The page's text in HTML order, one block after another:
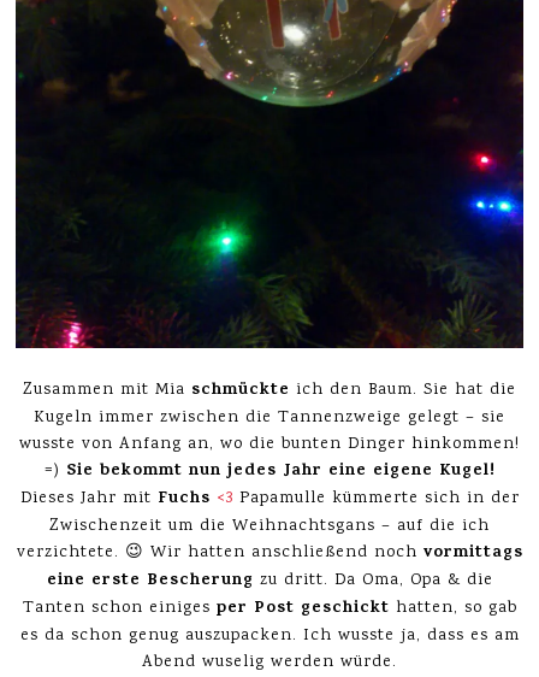
Zusammen mit Mia schmückte ich den Baum. Sie hat die
Kugeln immer zwischen die Tannenzweige gelegt – sie
wusste von Anfang an, wo die bunten Dinger hinkommen!
=) Sie bekommt nun jedes Jahr eine eigene Kugel!
Dieses Jahr mit Fuchs <3 Papamulle kümmerte sich in der
Zwischenzeit um die Weihnachtsgans – auf die ich
verzichtete. 😉 Wir hatten anschließend noch vormittags
eine erste Bescherung zu dritt. Da Oma, Opa & die
Tanten schon einiges per Post geschickt hatten, so gab
es da schon genug auszupacken. Ich wusste ja, dass es am
Abend wuselig werden würde.